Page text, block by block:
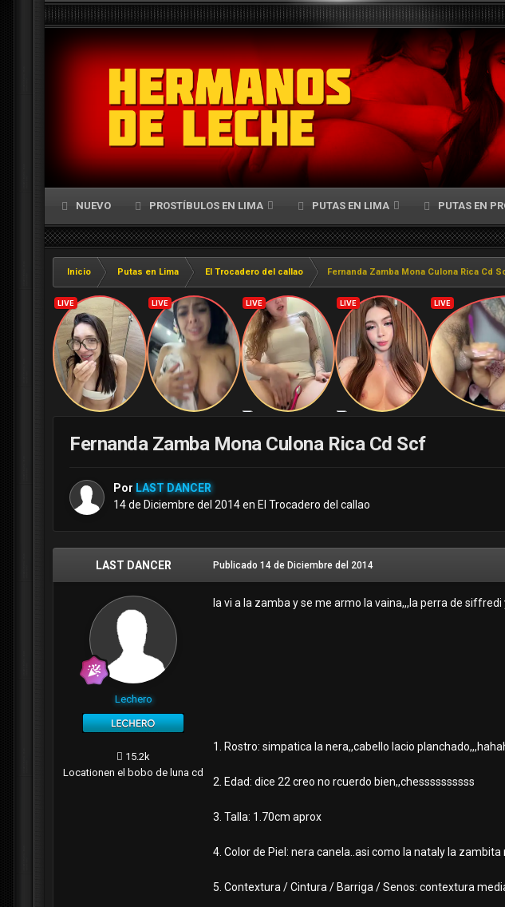
NUEVO PROSTÍBULOS EN LIMA PUTAS EN LIMA PUTAS EN
Inicio Putas en Lima El Trocadero del callao Fernanda Zamba Mona Culona Rica Cd
Fernanda Zamba Mona Culona Rica Cd Scf
Por LAST DANCER
14 de Diciembre del 2014en El Trocadero del callao
LAST DANCER
Lechero
15.2k
Locationen el bobo de luna cd
Publicado 14 de Diciembre del 2014
la vi a la zamba y se me armo la vaina,,,la perra de
1. Rostro: simpatica la nera,,cabello lacio
2. Edad: dice 22 creo no rcuerdo bien,,chessssssssss
3. Talla: 1.70cm aprox
4. Color de Piel: nera canela..asi como la nataly la
5. Contextura / Cintura / Barriga / Senos: contextura